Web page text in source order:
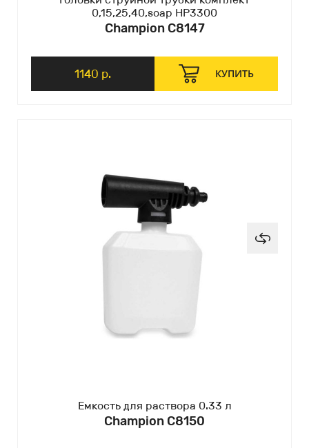
0,15,25,40,soap HP3300
Champion C8147
1140 р. КУПИТЬ
Емкость для раствора 0.33 л
Champion C8150